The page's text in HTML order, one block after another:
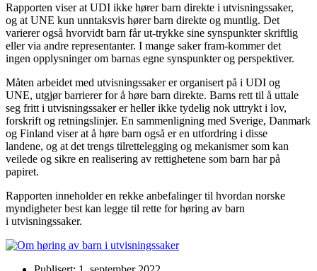
Rapporten viser at UDI ikke hører barn direkte i utvisningssaker,
og at UNE kun unntaksvis hører barn direkte og muntlig. Det
varierer også hvorvidt barn får ut-trykke sine synspunkter skriftlig
eller via andre representanter. I mange saker fram-kommer det
ingen opplysninger om barnas egne synspunkter og perspektiver.
Måten arbeidet med utvisningssaker er organisert på i UDI og
UNE, utgjør barrierer for å høre barn direkte. Barns rett til å uttale
seg fritt i utvisningssaker er heller ikke tydelig nok uttrykt i lov,
forskrift og retningslinjer. En sammenligning med Sverige, Danmark
og Finland viser at å høre barn også er en utfordring i disse
landene, og at det trengs tilrettelegging og mekanismer som kan
veilede og sikre en realisering av rettighetene som barn har på
papiret.
Rapporten inneholder en rekke anbefalinger til hvordan norske
myndigheter best kan legge til rette for høring av barn
i utvisningssaker.